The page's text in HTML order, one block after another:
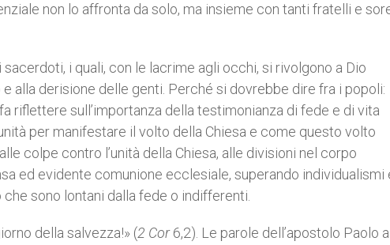
non lo affronta da solo, ma insieme con tanti fratelli e
i quali, con le lacrime agli occhi, si rivolgono a Dio
alla derisione delle genti. Perché si dovrebbe dire fra i popoli:
fa riflettere sull’importanza della testimonianza di fede e di vita
per manifestare il volto della Chiesa e come questo volto
colpe contro l’unità della Chiesa, alle divisioni nel corpo
ed evidente comunione ecclesiale, superando individualismi
sono lontani dalla fede o indifferenti.
della salvezza!» (2 Cor6,2). Le parole dell’apostolo Paolo